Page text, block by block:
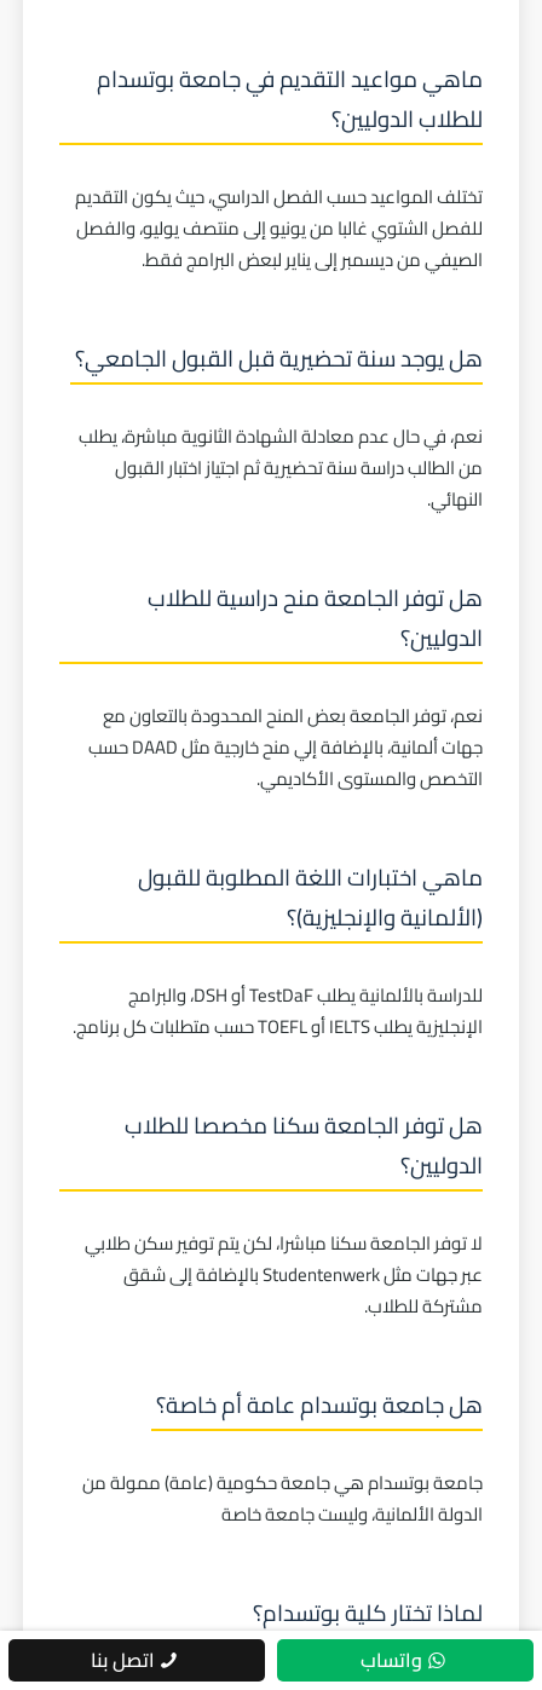
ماهي مواعيد التقديم في جامعة بوتسدام
للطلاب الدوليين؟
تختلف المواعيد حسب الفصل الدراسي، حيث يكون التقديم
للفصل الشتوي غالبا من يونيو إلى منتصف يوليو، والفصل
الصيفي من ديسمبر إلى يناير لبعض البرامج فقط.
هل يوجد سنة تحضيرية قبل القبول الجامعي؟
نعم، في حال عدم معادلة الشهادة الثانوية مباشرة، يطلب
من الطالب دراسة سنة تحضيرية ثم اجتياز اختبار القبول
النهائي.
هل توفر الجامعة منح دراسية للطلاب
الدوليين؟
نعم، توفر الجامعة بعض المنح المحدودة بالتعاون مع
جهات ألمانية، بالإضافة إلي منح خارجية مثل DAAD حسب
التخصص والمستوى الأكاديمي.
ماهي اختبارات اللغة المطلوبة للقبول
(الألمانية والإنجليزية)؟
للدراسة بالألمانية يطلب TestDaF أو DSH، والبرامج
الإنجليزية يطلب IELTS أو TOEFL حسب متطلبات كل برنامج.
هل توفر الجامعة سكنا مخصصا للطلاب
الدوليين؟
لا توفر الجامعة سكنا مباشرا، لكن يتم توفير سكن طلابي
عبر جهات مثل Studentenwerk بالإضافة إلى شقق
مشتركة للطلاب.
هل جامعة بوتسدام عامة أم خاصة؟
جامعة بوتسدام هي جامعة حكومية (عامة) ممولة من
الدولة الألمانية، وليست جامعة خاصة
لماذا تختار كلية بوتسدام؟
واتساب اتصل بنا